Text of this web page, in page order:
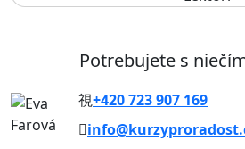
Potrebujete s
+420 723 907 169